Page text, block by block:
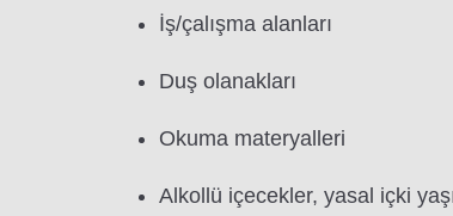
İş/çalışma alanları
Duş olanakları
Okuma materyalleri
Alkollü içecekler, yasal içki